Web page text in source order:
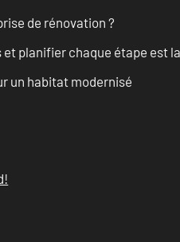
de rénovation ?
et planifier chaque étape
un habitat modernisé